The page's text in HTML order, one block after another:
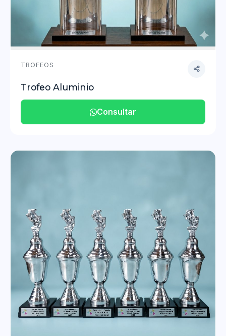
TROFEOS
Trofeo Aluminio
Consultar